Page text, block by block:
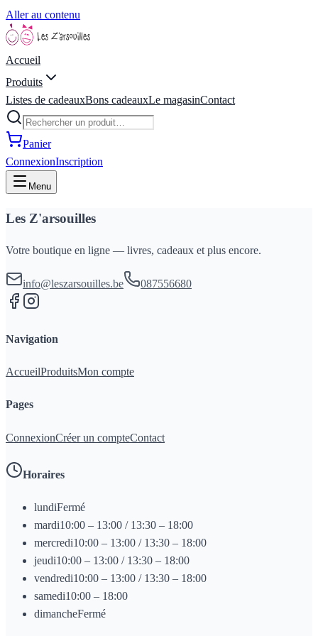
Aller au contenu
Accueil
Produits
Listes de cadeauxBons cadeauxLe magasinContact
Panier
ConnexionInscription
Menu
Les Z'arsouilles
Votre boutique en ligne — livres, cadeaux et plus encore.
info@leszarsouilles.be 087556680
Navigation
AccueilProduitsMon compte
Pages
ConnexionCréer un compteContact
Horaires
lundiFermé
mardi10:00 – 13:00 / 13:30 – 18:00
mercredi10:00 – 13:00 / 13:30 – 18:00
jeudi10:00 – 13:00 / 13:30 – 18:00
vendredi10:00 – 13:00 / 13:30 – 18:00
samedi10:00 – 18:00
dimancheFermé